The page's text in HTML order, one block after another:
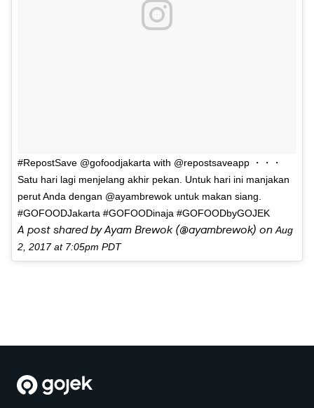
#RepostSave @gofoodjakarta with @repostsaveapp ・・・
Satu hari lagi menjelang akhir pekan. Untuk hari ini manjakan
perut Anda dengan @ayambrewok untuk makan siang.
#GOFOODJakarta #GOFOODinaja #GOFOODbyGOJEK
A post shared by Ayam Brewok (@ayambrewok) onAug
2, 2017 at 7:05pm PDT